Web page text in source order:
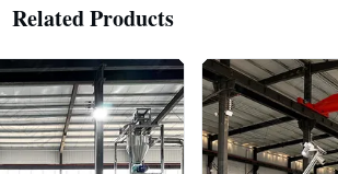
Related Products